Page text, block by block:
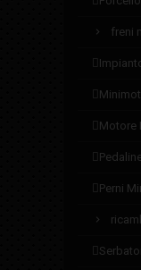
freni
motore
perni